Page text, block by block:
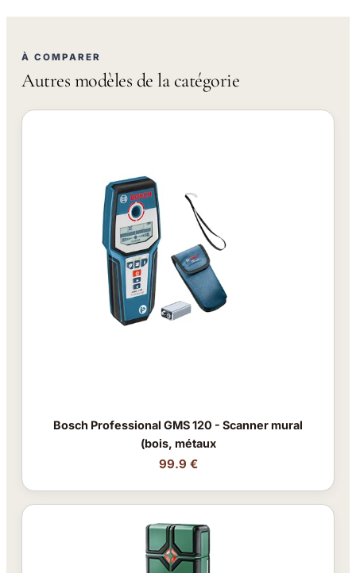
À COMPARER
Autres modèles de la catégorie
Bosch Professional GMS 120 - Scanner mural
(bois, métaux
99.9 €